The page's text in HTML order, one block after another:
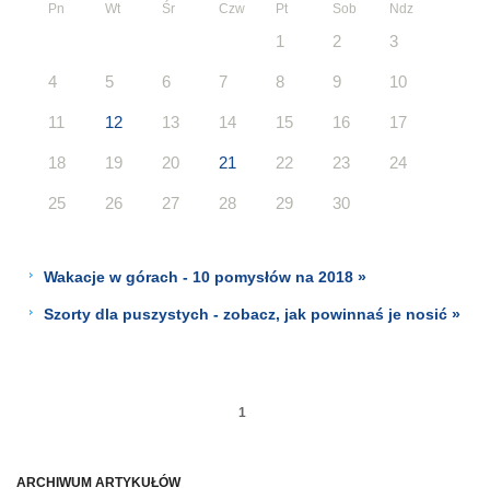
ARCHIWUM ARTYKUŁÓW
Pn Wt Śr Czw Pt Sob Ndz
1 2 3
4 5 6 7 8 9 10
11 12 13 14 15 16 17
18 19 20 21 22 23 24
25 26 27 28 29 30
Wakacje w górach - 10 pomysłów na 2018 »
Szorty dla puszystych - zobacz, jak powinnaś je nosić »
1